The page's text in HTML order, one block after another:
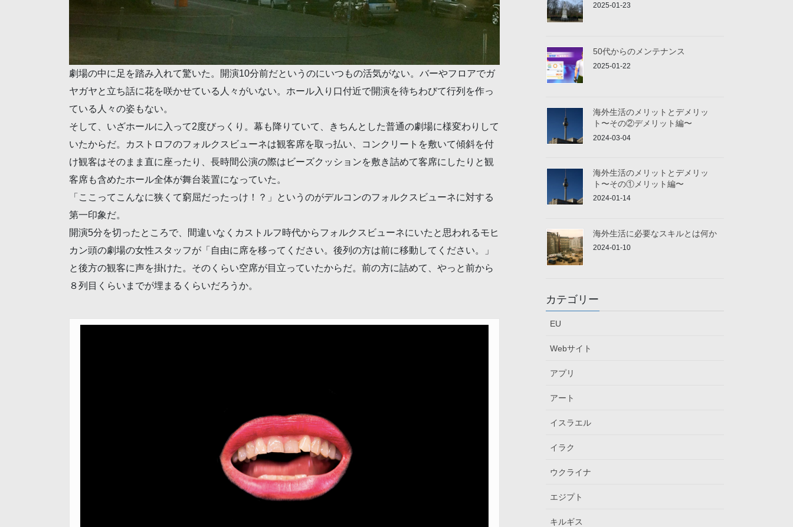
劇場の中に足を踏み入れて驚いた。開演10分前だというのにいつもの活気がない。バーやフロアでガ
ヤガヤと立ち話に花を咲かせている人々がいない。ホール入り口付近で開演を待ちわびて行列を作っ
ている人々の姿もない。
そして、いざホールに入って2度びっくり。幕も降りていて、きちんとした普通の劇場に様変わりして
いたからだ。カストロフのフォルクスビューネは観客席を取っ払い、コンクリートを敷いて傾斜を付
け観客はそのまま直に座ったり、長時間公演の際はビーズクッションを敷き詰めて客席にしたりと観
客席も含めたホール全体が舞台装置になっていた。
「ここってこんなに狭くて窮屈だったっけ！？」というのがデルコンのフォルクスビューネに対する
第一印象だ。
開演5分を切ったところで、間違いなくカストルフ時代からフォルクスビューネにいたと思われるモヒ
カン頭の劇場の女性スタッフが「自由に席を移ってください。後列の方は前に移動してください。」
と後方の観客に声を掛けた。そのくらい空席が目立っていたからだ。前の方に詰めて、やっと前から
８列目くらいまでが埋まるくらいだろうか。
2025-01-23
50代からのメンテナンス
2025-01-22
海外生活のメリットとデメリッ
ト〜その②デメリット編〜
2024-03-04
海外生活のメリットとデメリッ
ト〜その①メリット編〜
2024-01-14
海外生活に必要なスキルとは何か
2024-01-10
カテゴリー
EU
Webサイト
アプリ
アート
イスラエル
イラク
ウクライナ
エジプト
キルギス